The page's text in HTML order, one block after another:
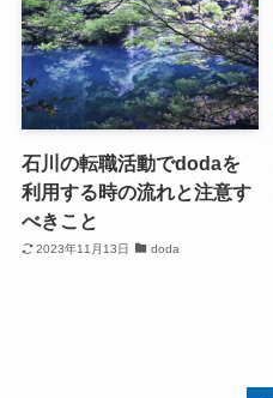
石川の転職活動でdodaを
利用する時の流れと注意す
べきこと
2023年11月13日 doda